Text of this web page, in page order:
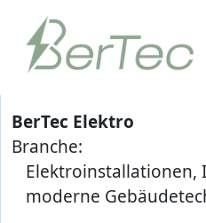
BerTec Elektro
Branche:
Elektroinstallationen,
moderne